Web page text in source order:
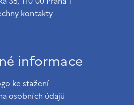
kontakty
informace
ke stažení
osobních údajů